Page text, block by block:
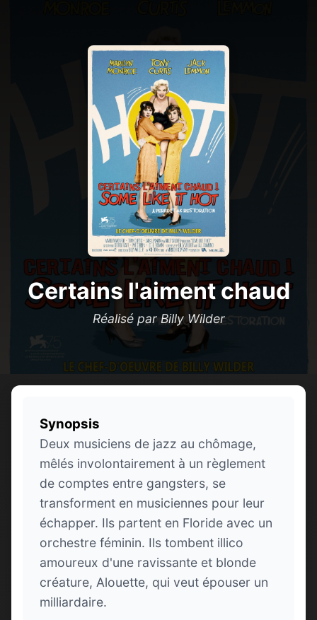
Certains l'aiment chaud
Réalisé par Billy Wilder
Synopsis
Deux musiciens de jazz au chômage,
mêlés involontairement à un règlement
de comptes entre gangsters, se
transforment en musiciennes pour leur
échapper. Ils partent en Floride avec un
orchestre féminin. Ils tombent illico
amoureux d'une ravissante et blonde
créature, Alouette, qui veut épouser un
milliardaire.